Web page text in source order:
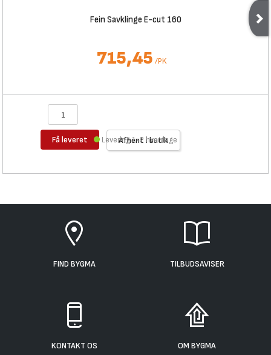
Fein Savklinge E-cut 160
715,45 /PK
Få leveret Afhent i butik
Levering 1-2 hverdage
FIND BYGMA TILBUDSAVISER
KONTAKT OS OM BYGMA